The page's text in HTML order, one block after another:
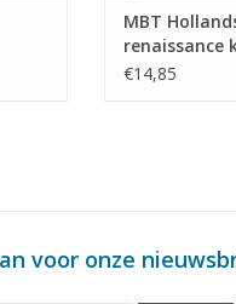
1
MBT
renaissance
€14,85
voor onze